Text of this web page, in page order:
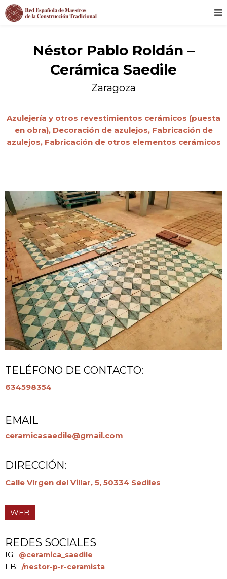
Néstor Pablo Roldán –
Cerámica Saedile
Zaragoza
Azulejería y otros revestimientos cerámicos (puesta
en obra), Decoración de azulejos, Fabricación de
azulejos, Fabricación de otros elementos cerámicos
TELÉFONO DE CONTACTO:
634598354
EMAIL
ceramicasaedile@gmail.com
DIRECCIÓN:
Calle Vírgen del Villar, 5, 50334 Sediles
WEB
REDES SOCIALES
IG: @ceramica_saedile
FB: /nestor-p-r-ceramista